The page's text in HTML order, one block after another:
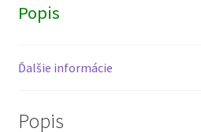
Popis
Ďalšie informácie
Popis